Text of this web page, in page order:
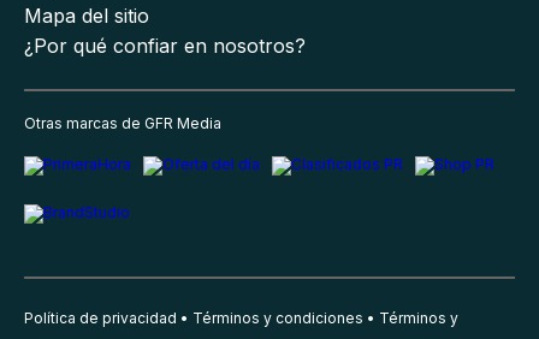
Mapa del sitio
¿Por qué confiar en nosotros?
Otras marcas de GFR Media
Política de privacidad Términos y condiciones Términos y